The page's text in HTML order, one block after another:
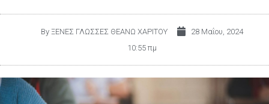
ByΞΕΝΕΣ ΓΛΩΣΣΕΣ ΘΕΑΝΩ ΧΑΡΙΤΟΥ
28 Μαΐου, 2024
10:55 πμ